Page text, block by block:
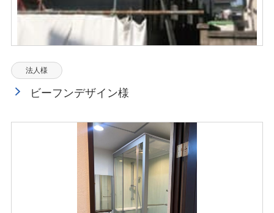
法人様
ビーフンデザイン様